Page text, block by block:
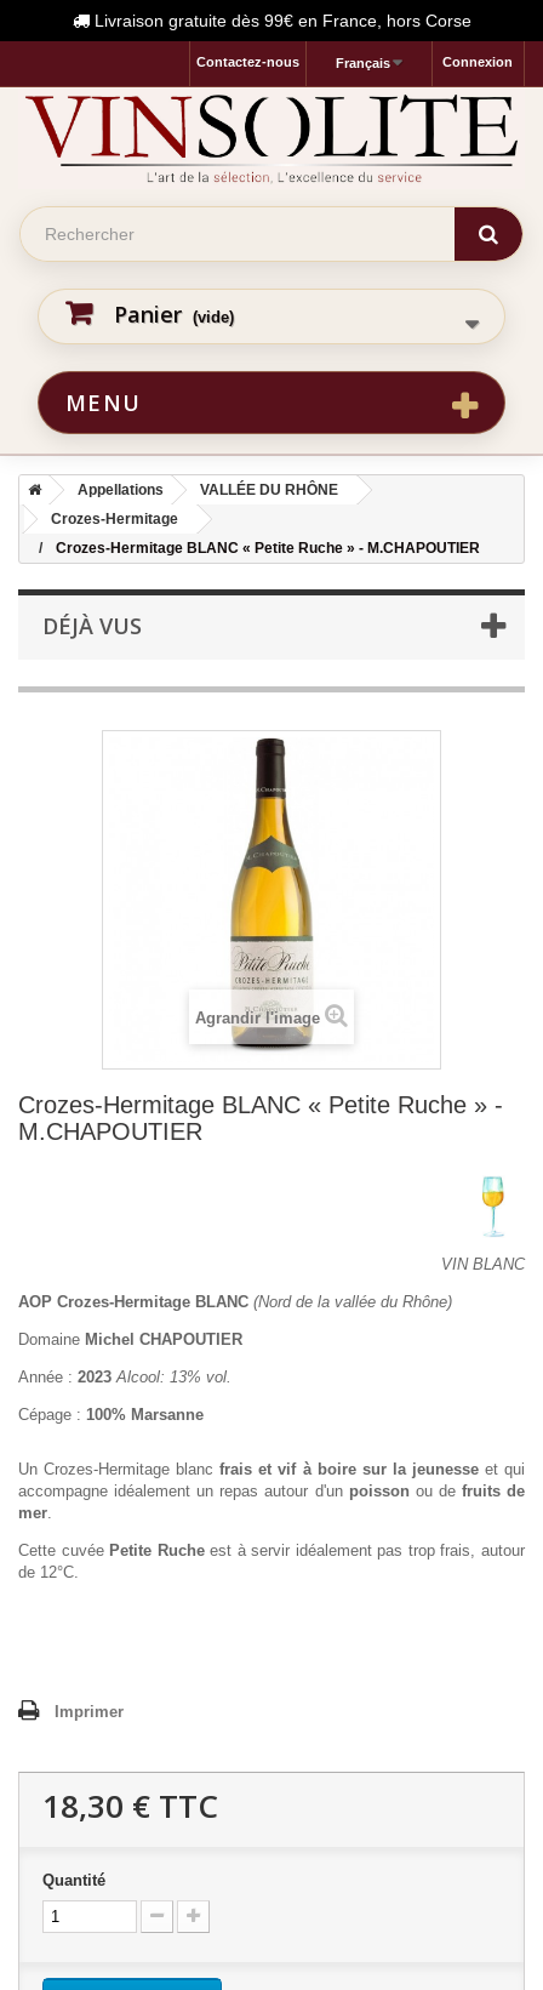
Livraison gratuite dès 99€ en France, hors Corse
Connexion
Français
Contactez-nous
Panier (vide)
MENU
Appellations
VALLÉE DU RHÔNE
Crozes-Hermitage
Crozes-Hermitage BLANC « Petite Ruche » - M.CHAPOUTIER
DÉJÀ VUS
Agrandir l'image
Crozes-Hermitage BLANC « Petite Ruche » -
M.CHAPOUTIER
VIN BLANC
AOP Crozes-Hermitage BLANC (Nord de la vallée du Rhône)
Domaine Michel CHAPOUTIER
Année : 2023 Alcool: 13% vol.
Cépage : 100% Marsanne
Un Crozes-Hermitage blancfrais et vif à boire sur la jeunesseet qui
accompagne idéalement un repas autour d'un poisson ou defruits de
mer
Cette cuvée Petite Rucheest à servir idéalement pas trop frais, autour
de 12°C.
Imprimer
18,30 € TTC
Quantité